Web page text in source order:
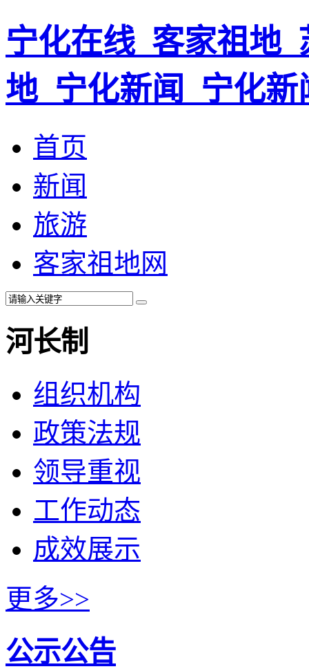
宁化在线_客家祖地
地_宁化新闻_宁化
首页
新闻
旅游
客家祖地网
河长制
组织机构
政策法规
领导重视
工作动态
成效展示
更多>>
公示公告